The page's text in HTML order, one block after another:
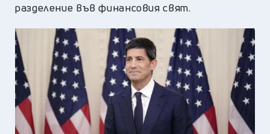
разделение във финансовия свят.